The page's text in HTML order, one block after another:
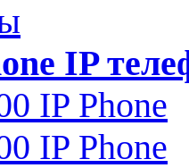
IP
IP Phone
IP Phone